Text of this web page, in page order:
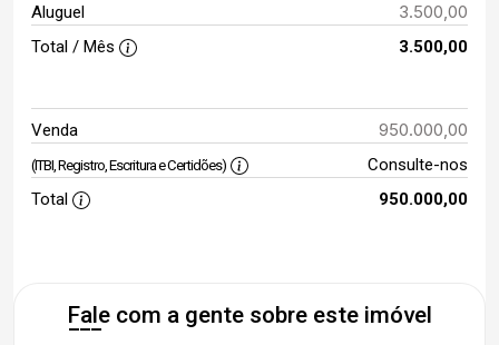
Aluguel 3.500,00
Total / Mês 3.500,00
Venda 950.000,00
(ITBI, Registro, Escritura e Certidões)
Consulte-nos
Total
950.000,00
Fale com a gente sobre este imóvel